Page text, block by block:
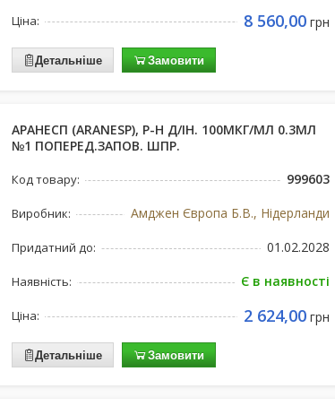
Ціна: 8 560,00грн
Детальніше Замовити
АРАНЕСП (ARANESP), Р-Н Д/ІН. 100МКГ/МЛ 0.3МЛ
№1 ПОПЕРЕД.ЗАПОВ. ШПР.
Код товару: 999603
Виробник: Амджен Європа Б.В., Нідерланди
Придатний до: 01.02.2028
Наявність: Є в наявності
Ціна: 2 624,00грн
Детальніше Замовити